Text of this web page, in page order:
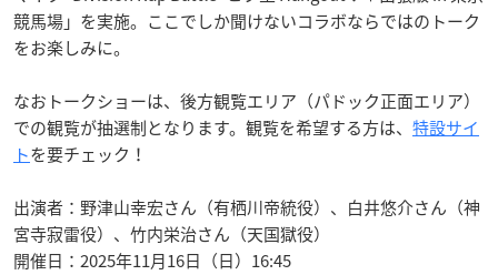
競馬場」を実施。ここでしか聞けないコラボならではのトーク
をお楽しみに。
なおトークショーは、後方観覧エリア（パドック正面エリア）
での観覧が抽選制となります。観覧を希望する方は、 特設サイ
トを要チェック！
出演者：野津山幸宏さん（有栖川帝統役）、白井悠介さん（神
宮寺寂雷役）、竹内栄治さん（天国獄役）
開催日：2025年11月16日（日）16:45